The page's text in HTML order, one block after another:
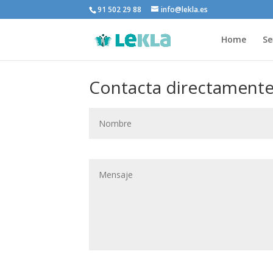
91 502 29 88 info@lekla.es
Home
Contacta